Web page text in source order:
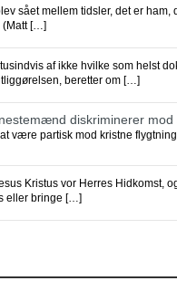
sået mellem tidsler, det er
(Matt […]
af ikke hvilke som helst
beretter om […]
diskriminerer mod
partisk mod kristne
Kristus vor Herres Hidkomst,
eller bringe […]